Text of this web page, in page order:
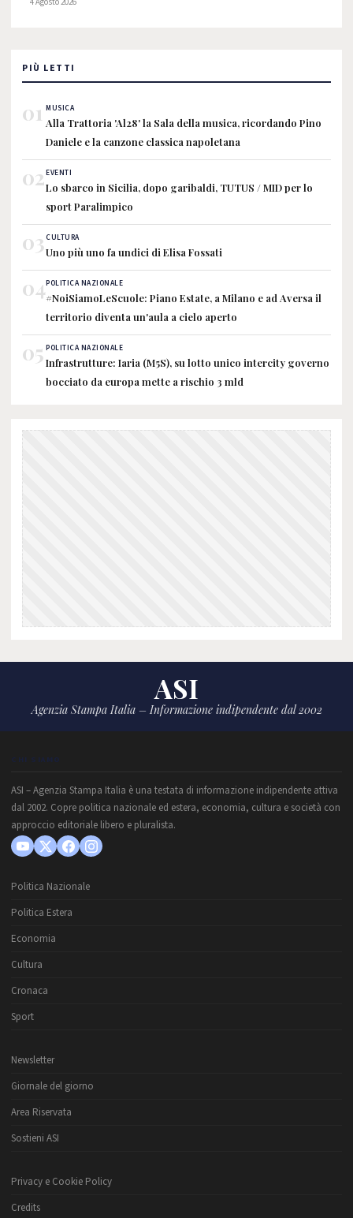
PIÙ LETTI
01 MUSICA
Alla Trattoria 'Al28' la Sala della musica, ricordando Pino
Daniele e la canzone classica napoletana
02EVENTI
Lo sbarco in Sicilia, dopo garibaldi, TUTUS / MID per lo
sport Paralimpico
03CULTURA
Uno più uno fa undici di Elisa Fossati
04POLITICA NAZIONALE
#NoiSiamoLeScuole: Piano Estate, a Milano e ad Aversa il
territorio diventa un'aula a cielo aperto
05 POLITICA NAZIONALE
Infrastrutture: Iaria (M5S), su lotto unico intercity governo
bocciato da europa mette a rischio 3 mld
ASI
Agenzia Stampa Italia – Informazione indipendente dal 2002
CHI SIAMO
ASI – Agenzia Stampa Italia è una testata di informazione indipendente attiva
dal 2002. Copre politica nazionale ed estera, economia, cultura e società con
approccio editoriale libero e pluralista.
Politica Nazionale
Politica Estera
Economia
Cultura
Cronaca
Sport
Newsletter
Giornale del giorno
Area Riservata
Sostieni ASI
Privacy e Cookie Policy
Credits